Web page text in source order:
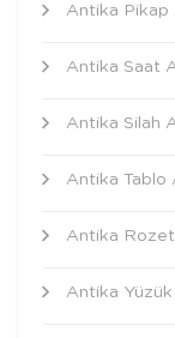
Antika Pikap
Antika Saat
Antika Silah
Antika Tablo
Antika
Antika